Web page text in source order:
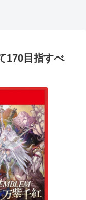
170目指すべ